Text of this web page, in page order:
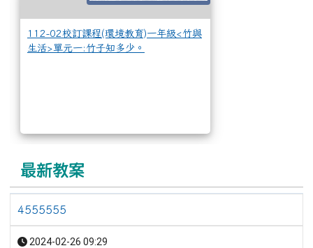
112-02校訂課程(環境教育)一年級<竹與
生活>單元一:竹子知多少。
最新教案
4555555
2024-02-26 09:29